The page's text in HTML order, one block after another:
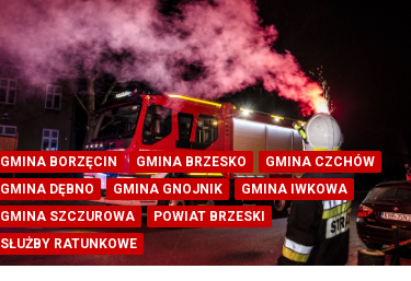
GMINA BORZĘCIN GMINA BRZESKO
GMINA CZCHÓW
GMINA DĘBNO
GMINA GNOJNIK
GMINA IWKOWA
GMINA SZCZUROWA
POWIAT BRZESKI
SŁUŻBY RATUNKOWE